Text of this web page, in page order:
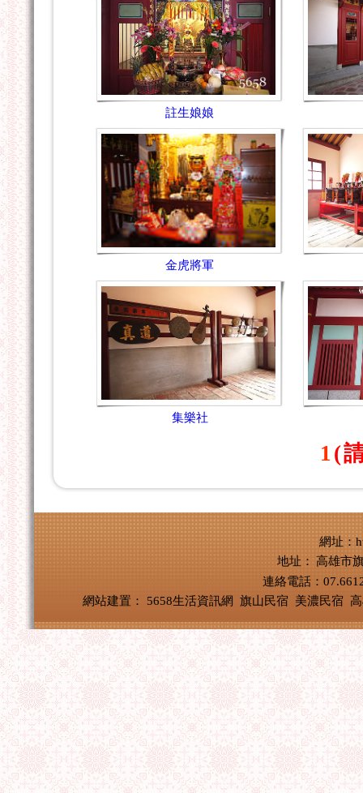
註生娘娘
金虎將軍
集樂社
1(
網址：
地址： 高雄市
連絡電話：
網站建置：
5658生活資訊網 旗山民宿 美濃民宿